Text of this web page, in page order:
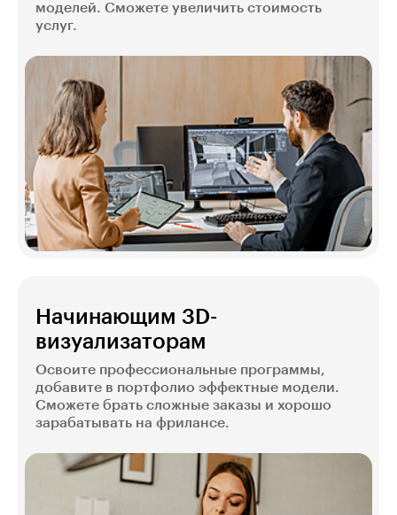
моделей. Сможете увеличить стоимость
услуг.
Начинающим 3D-
визуализаторам
Освоите профессиональные программы,
добавите в портфолио эффектные модели.
Сможете брать сложные заказы и хорошо
зарабатывать на фрилансе.